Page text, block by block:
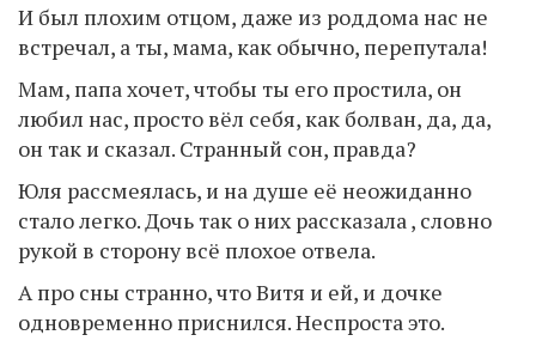
И был плохим отцом, даже из роддома нас не
встречал, а ты, мама, как обычно, перепутала!
Мам, папа хочет, чтобы ты его простила, он
любил нас, просто вёл себя, как болван, да, да,
он так и сказал. Странный сон, правда?
Юля рассмеялась, и на душе её неожиданно
стало легко. Дочь так о них рассказала , словно
рукой в сторону всё плохое отвела.
А про сны странно, что Витя и ей, и дочке
одновременно приснился. Неспроста это.